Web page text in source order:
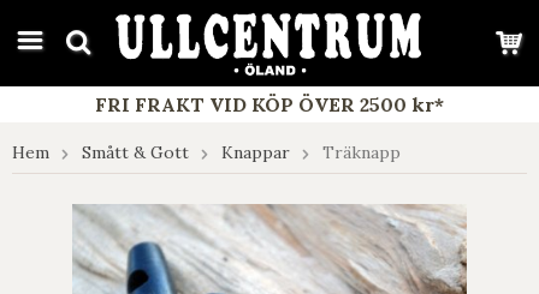
google-site-verification: google7e4b1026db5d9f32.html
FRI FRAKT VID KÖP ÖVER 2500 kr*
Hem Smått & Gott Knappar Träknapp